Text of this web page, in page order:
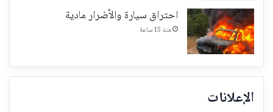
احتراق سيارة والأضرار مادية
منذ 15 ساعة
الإعلانات